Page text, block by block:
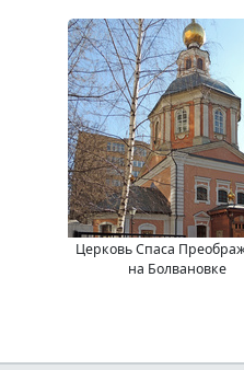
Преображения на
в Москве.
Церковь Спаса
на Болвановке